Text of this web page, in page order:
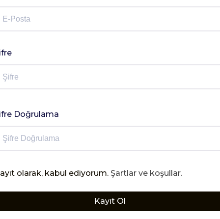
Doğrulama
olarak, kabul ediyorum. Şartlar ve koşullar.
Kayıt Ol